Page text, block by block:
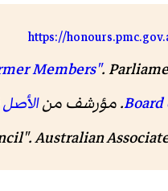
https://
.
. مؤرشف منالأصل
Australian